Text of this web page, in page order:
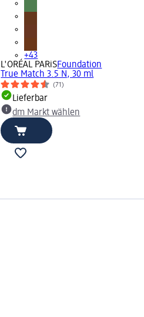
+43
L'ORÉAL PARiSFoundation
True Match 3.5 N, 30 ml
(71)
Lieferbar
dm Markt wählen